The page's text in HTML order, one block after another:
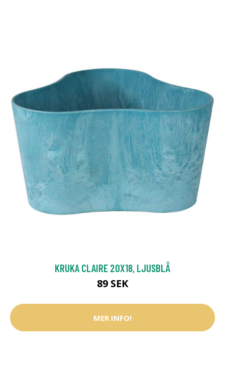
KRUKA CLAIRE 20X18, LJUSBLÅ
89 SEK
MER INFO!